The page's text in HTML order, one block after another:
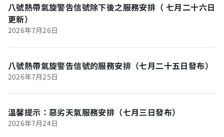
八號熱帶氣旋警告信號除下後之服務安排（ 七月二十六日
更新）
2026年7月26日
八號熱帶氣旋警告信號的服務安排（七月二十五日發布）
2026年7月25日
溫馨提示：惡劣天氣服務安排（七月三日發布）
2026年7月24日